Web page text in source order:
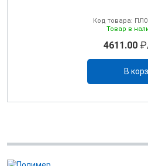
Код товара:
Товар в
4611.00
В